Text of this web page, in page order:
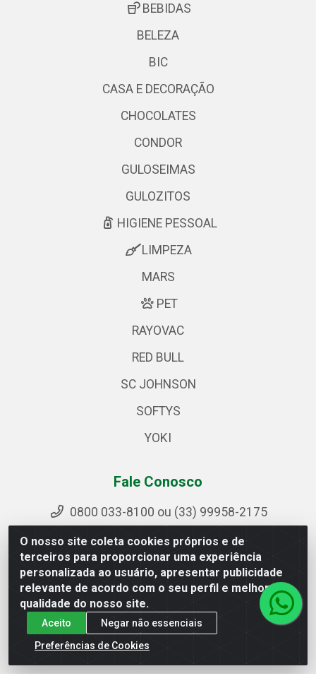
O nosso site coleta cookies próprios e de
terceiros para proporcionar uma experiência
personalizada ao usuário, apresentar publicidade
relevante de acordo com o seu perfil e melhorar a
qualidade do nosso site.
Aceito
Negar não essenciais
Preferências de Cookies
BEBIDAS
BELEZA
BIC
CASA E DECORAÇÃO
CHOCOLATES
CONDOR
GULOSEIMAS
GULOZITOS
HIGIENE PESSOAL
LIMPEZA
MARS
PET
RAYOVAC
RED BULL
SC JOHNSON
SOFTYS
YOKI
Fale Conosco
0800 033-8100 ou (33) 99958-2175
sac@ipirangamg.com.br
Acompanhe nossas publicações
Ipiranga Distribuição LTDA - Avenida Doutor Jorge
Hannas, 101 - Ponte da Aldeia - Manhuaçu / MG - CEP
36906-440 - CNPJ 25.310.749/0001-66